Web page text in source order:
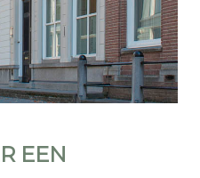
EEN